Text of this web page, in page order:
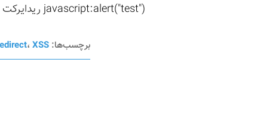
javascript:alert("test") ریدایرکت بشیم کد جاوا اسکریپت ران میشه و آلرت اتفاق ...
برچسب‌ها: ، XSS